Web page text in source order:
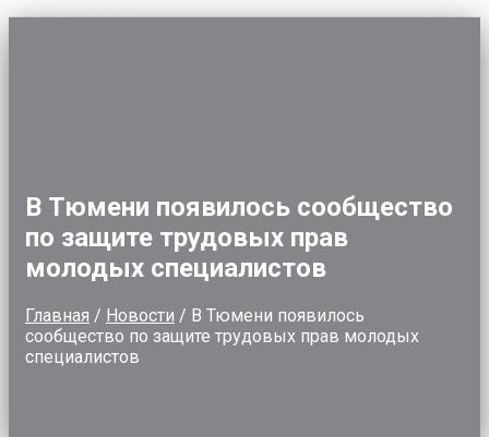
В Тюмени появилось сообщество
по защите трудовых прав
молодых специалистов
Главная / Новости / В Тюмени появилось
сообщество по защите трудовых прав молодых
специалистов